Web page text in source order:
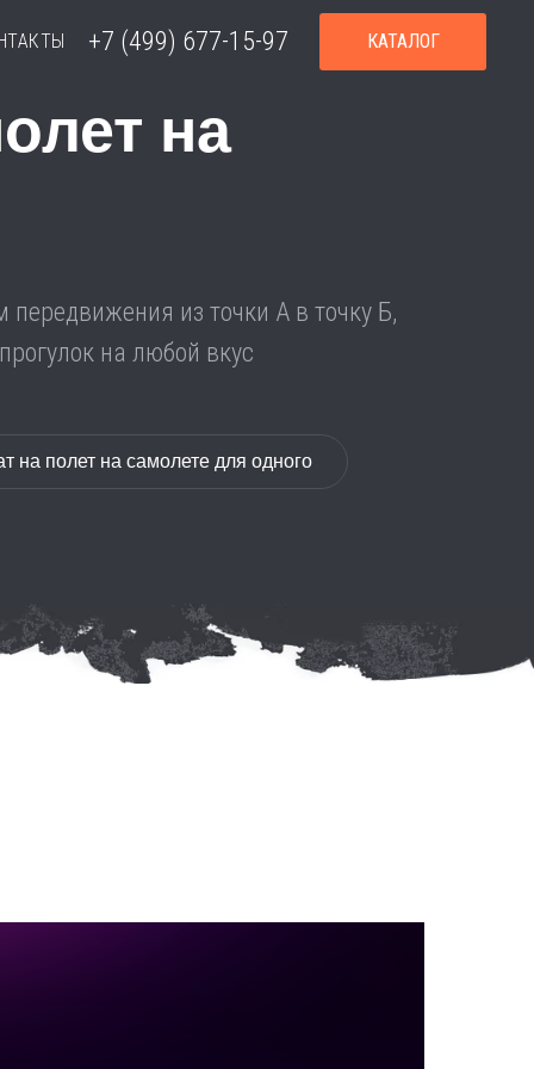
+7 (499) 677-15-97 КАТАЛОГ
на
из точки А в точку Б,
на любой вкус
на полет на самолете для одного